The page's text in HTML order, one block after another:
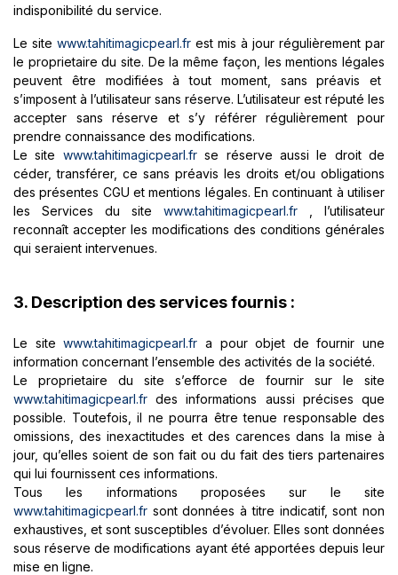
indisponibilité du service.
Le site www.tahitimagicpearl.fr est mis à jour régulièrement par
le proprietaire du site. De la même façon, les mentions légales
peuvent être modifiées à tout moment, sans préavis et
s’imposent à l’utilisateur sans réserve. L’utilisateur est réputé les
accepter sans réserve et s’y référer régulièrement pour
prendre connaissance des modifications.
Le site www.tahitimagicpearl.frse réserve aussi le droit de
céder, transférer, ce sans préavis les droits et/ou obligations
des présentes CGU et mentions légales. En continuant à utiliser
les Services du site www.tahitimagicpearl.fr , l’utilisateur
reconnaît accepter les modifications des conditions générales
qui seraient intervenues.
3. Description des services fournis :
Le sitewww.tahitimagicpearl.fr a pour objet de fournir une
information concernant l’ensemble des activités de la société.
Le proprietaire du site s’efforce de fournir sur le site
www.tahitimagicpearl.fr des informations aussi précises que
possible. Toutefois, il ne pourra être tenue responsable des
omissions, des inexactitudes et des carences dans la mise à
jour, qu’elles soient de son fait ou du fait des tiers partenaires
qui lui fournissent ces informations.
Tous les informations proposées sur le site
www.tahitimagicpearl.fr sont données à titre indicatif, sont non
exhaustives, et sont susceptibles d’évoluer. Elles sont données
sous réserve de modifications ayant été apportées depuis leur
mise en ligne.